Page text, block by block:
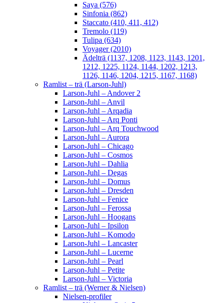
Saya (576)
Sinfonia (862)
Staccato (410, 411, 412)
Tremolo (119)
Tulipa (634)
Voyager (2010)
Ädelträ (1137, 1208, 1123, 1143, 1201,
1212, 1225, 1124, 1144, 1202, 1213,
1126, 1146, 1204, 1215, 1167, 1168)
Ramlist – trä (Larson-Juhl)
Larson-Juhl – Andover 2
Larson-Juhl – Anvil
Larson-Juhl – Arqadia
Larson-Juhl – Arq Ponti
Larson-Juhl – Arq Touchwood
Larson-Juhl – Aurora
Larson-Juhl – Chicago
Larson-Juhl – Cosmos
Larson-Juhl – Dahlia
Larson-Juhl – Degas
Larson-Juhl – Domus
Larson-Juhl – Dresden
Larson-Juhl – Fenice
Larson-Juhl – Ferossa
Larson-Juhl – Hoogans
Larson-Juhl – Ipsilon
Larson-Juhl – Komodo
Larson-Juhl – Lancaster
Larson-Juhl – Lucerne
Larson-Juhl – Pearl
Larson-Juhl – Petite
Larson-Juhl – Victoria
Ramlist – trä (Werner & Nielsen)
Nielsen-profiler